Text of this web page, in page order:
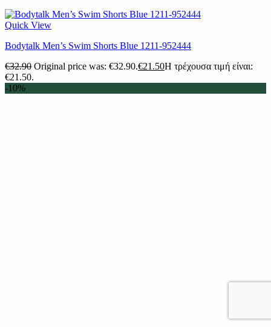
Quick View
Bodytalk Men’s Swim Shorts Blue 1211-952444
€32.90 Original price was: €32.90.€21.50Η τρέχουσα τιμή είναι:
€21.50.
-10%